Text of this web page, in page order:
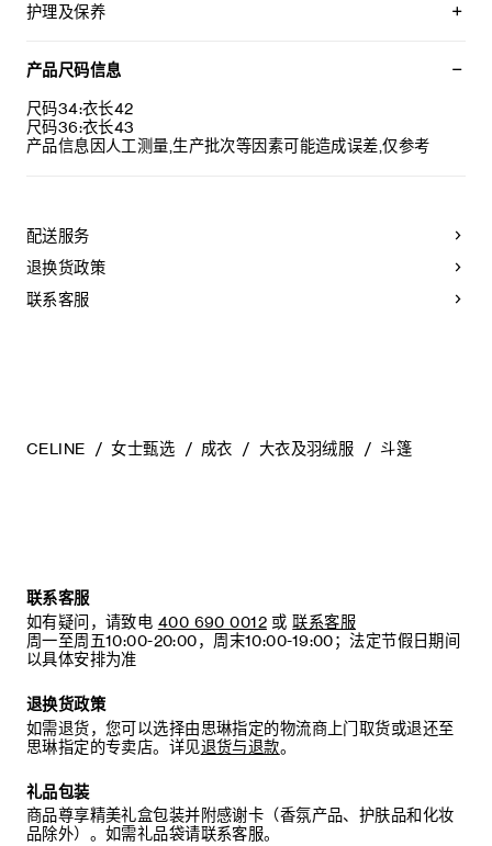
衬里：52%粘胶纤维，48%铜氨纤维
1枚TRIOMPHE按扣
编号：RM08J814E.38NO
护理及保养
仅使用不含漂白剂的洗衣产品。
最高熨烫温度：110°C / 230°F
不可使用蒸汽。
本品可用芳香化合物进行轻柔干洗。
产品尺码信息
尺码34:衣长42
尺码36:衣长43
产品信息因人工测量,生产批次等因素可能造成误差,仅参考
配送服务
退换货政策
联系客服
CELINE 女士甄选 成衣 大衣及羽绒服 斗篷
联系客服
如有疑问，请致电 400 690 0012 或 联系客服
周一至周五10:00-20:00，周末10:00-19:00；法定节假日期间
以具体安排为准
退换货政策
如需退货，您可以选择由思琳指定的物流商上门取货或退还至
思琳指定的专卖店。详见退货与退款。
礼品包装
商品尊享精美礼盒包装并附感谢卡（香氛产品、护肤品和化妆
品除外）。如需礼品袋请联系客服。